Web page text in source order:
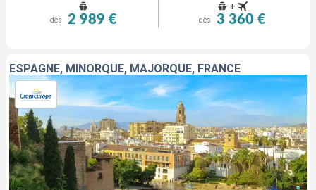
dès 2 989 €
+
dès 3 360 €
ESPAGNE, MINORQUE, MAJORQUE, FRANCE